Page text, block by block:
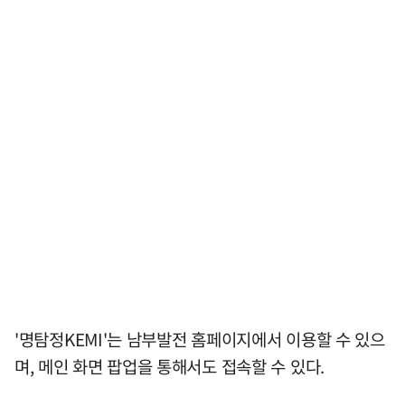
'명탐정KEMI'는 남부발전 홈페이지에서 이용할 수 있으
며, 메인 화면 팝업을 통해서도 접속할 수 있다.